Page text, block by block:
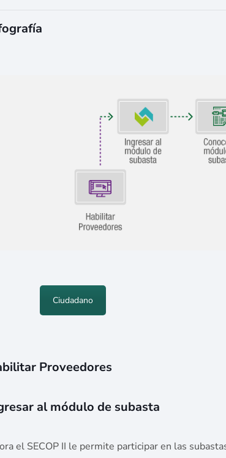
Ciudadano
Proveedores
al módulo de subasta
el SECOP II le permite participar en las